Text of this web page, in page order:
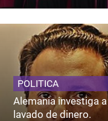
POLITICA
Alemania investiga
lavado de dinero.